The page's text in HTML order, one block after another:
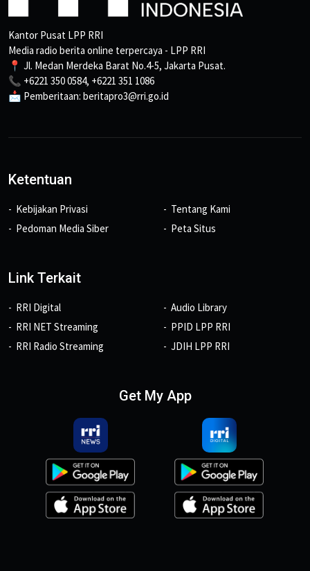
Kantor Pusat LPP RRI
Media radio berita online terpercaya - LPP RRI
📍 Jl. Medan Merdeka Barat No.4-5, Jakarta Pusat.
📞 +6221 350 0584, +6221 351 1086
📩 Pemberitaan: beritapro3@rri.go.id
Ketentuan
Kebijakan Privasi
Pedoman Media Siber
Tentang Kami
Peta Situs
Link Terkait
RRI Digital
RRI NET Streaming
RRI Radio Streaming
Audio Library
PPID LPP RRI
JDIH LPP RRI
Get My App